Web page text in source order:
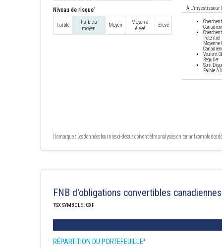
Niveau de risque1
Faible
Faible à
moyen
Moyen
Moyen à
élevé
Élevé
À L’investisseur
Potentiel
Moyenne
Veulent
Régulier
Sont
Faible À
Remarque : Les données fournies ci-dessus doivent être analysées en tenant compte des
FNB d'obligations convertibles
TSX SYMBOLE : CXF
RÉPARTITION DU PORTEFEUILLE4